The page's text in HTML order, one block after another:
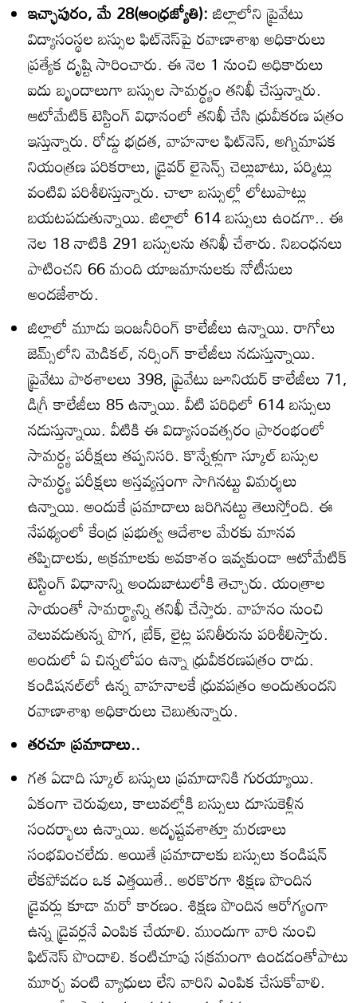
ఇచ్ఛాపురం, మే 28(ఆంధ్రజ్యోతి):జిల్లాలోని ప్రైవేటు
విద్యాసంస్థల బస్సుల ఫిట్‌నెస్‌పై రవాణాశాఖ అధికారులు
ప్రత్యేక దృష్టి సారించారు. ఈ నెల 1 నుంచి అధికారులు
ఐదు బృందాలుగా బస్సుల సామర్థ్యం తనిఖీ చేస్తున్నారు.
ఆటోమేటిక్‌ టెస్టింగ్‌ విధానంలో తనిఖీ చేసి ధ్రువీకరణ పత్రం
ఇస్తున్నారు. రోడ్డు భద్రత, వాహనాల ఫిట్‌నెస్‌, అగ్నిమాపక
నియంత్రణ పరికరాలు, డ్రైవర్‌ లైసెన్స్‌ చెల్లుబాటు, పర్మిట్లు
వంటివి పరిశీలిస్తున్నారు. చాలా బస్సుల్లో లోటుపాట్లు
బయటపడుతున్నాయి. జిల్లాలో 614 బస్సులు ఉండగా.. ఈ
నెల 18 నాటికి 291 బస్సులను తనిఖీ చేశారు. నిబంధనలు
పాటించని 66 మంది యాజమానులకు నోటీసులు
అందజేశారు.
జిల్లాలో మూడు ఇంజనీరింగ్‌ కాలేజీలు ఉన్నాయి. రాగోలు
జెమ్స్‌లోని మెడికల్‌, నర్సింగ్‌ కాలేజీలు నడుస్తున్నాయి.
ప్రైవేటు పాఠశాలలు 398, ప్రైవేటు జూనియర్‌ కాలేజీలు 71,
డిగ్రీ కాలేజీలు 85 ఉన్నాయి. వీటి పరిధిలో 614 బస్సులు
నడుస్తున్నాయి. వీటికి ఈ విద్యాసంవత్సరం ప్రారంభంలో
సామర్ధ్య పరీక్షలు తప్పనిసరి. కొన్నేళ్లుగా స్కూల్‌ బస్సుల
సామర్ధ్య పరీక్షలు అస్తవ్యస్తంగా సాగినట్టు విమర్శలు
ఉన్నాయి. అందుకే ప్రమాదాలు జరిగినట్టు తెలుస్తోంది. ఈ
నేపథ్యంలో కేంద్ర ప్రభుత్వ ఆదేశాల మేరకు మానవ
తప్పిదాలకు, అక్రమాలకు అవకాశం ఇవ్వకుండా ఆటోమేటిక్‌
టెస్టింగ్‌ విధానాన్ని అందుబాటులోకి తెచ్చారు. యంత్రాల
సాయంతో సామర్థ్యాన్ని తనిఖీ చేస్తారు. వాహనం నుంచి
వెలువడుతున్న పొగ, బ్రేక్‌, లైట్ల పనితీరును పరిశీలిస్తారు.
అందులో ఏ చిన్నలోపం ఉన్నా ధ్రువీకరణపత్రం రాదు.
కండిషనల్‌లో ఉన్న వాహనాలకే ధ్రువపత్రం అందుతుందని
రవాణాశాఖ అధికారులు చెబుతున్నారు.
తరచూ ప్రమాదాలు..
గత ఏడాది స్కూల్‌ బస్సులు ప్రమాదానికి గురయ్యాయి.
ఏకంగా చెరువులు, కాలువల్లోకి బస్సులు దూసుకెళ్లిన
సందర్భాలు ఉన్నాయి. అదృష్టవశాత్తూ మరణాలు
సంభవించలేదు. అయితే ప్రమాదాలకు బస్సులు కండిషన్‌
లేకపోవడం ఒక ఎత్తయితే.. అరకొరగా శిక్షణ పొందిన
డ్రైవర్లు కూడా మరో కారణం. శిక్షణ పొందిన ఆరోగ్యంగా
ఉన్న డ్రైవర్లనే ఎంపిక చేయాలి. ముందుగా వారి నుంచి
ఫిట్‌నెస్‌ పొందాలి. కంటిచూపు సక్రమంగా ఉండడంతోపాటు
మూర్చ వంటి వ్యాధులు లేని వారిని ఎంపిక చేసుకోవాలి.